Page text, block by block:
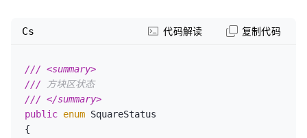
/// <summary>
/// 方块区状态
/// </summary>
public enum SquareStatus
{
Cs 代码解读 复制代码